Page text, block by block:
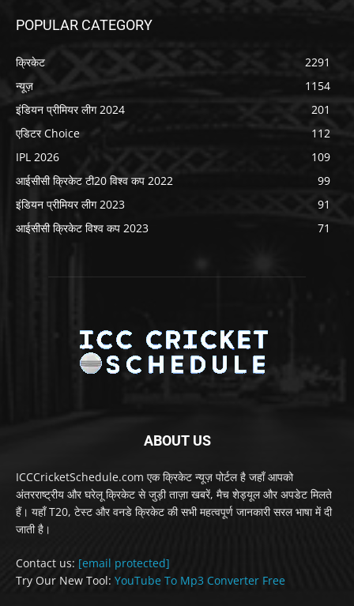
POPULAR CATEGORY
क्रिकेट
2291
न्यूज़
1154
इंडियन प्रीमियर लीग 2024
201
एडिटर Choice
112
IPL 2026
109
आईसीसी क्रिकेट टी20 विश्व कप 2022
99
इंडियन प्रीमियर लीग 2023
91
आईसीसी क्रिकेट विश्व कप 2023
71
ABOUT US
ICCCricketSchedule.com एक क्रिकेट न्यूज़ पोर्टल है जहाँ आपको
अंतरराष्ट्रीय और घरेलू क्रिकेट से जुड़ी ताज़ा खबरें, मैच शेड्यूल और अपडेट मिलते
हैं। यहाँ T20, टेस्ट और वनडे क्रिकेट की सभी महत्वपूर्ण जानकारी सरल भाषा में दी
जाती है।
Contact us: [email protected]
Try Our New Tool: YouTube To Mp3 Converter Free